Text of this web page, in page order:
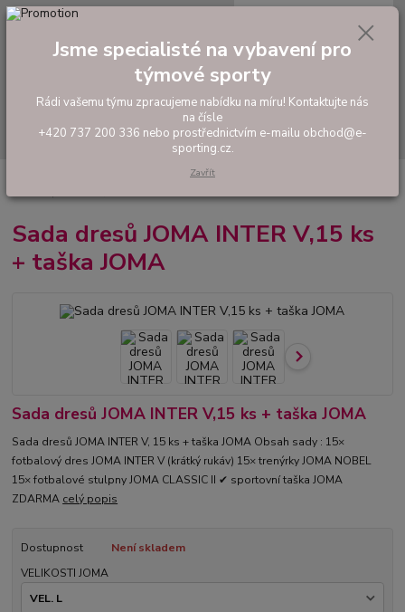
Hledat
tel: +420 737 200 336
0,00 Kč
Akční sady dresů
INTER V,15 ks + taška JOMA
Sada dresů JOMA INTER V,15 ks
+ taška JOMA
Sada dresů JOMA INTER V,15 ks + taška JOMA
Sada dresů JOMA INTER V, 15 ks + taška JOMA Obsah sady : 15×
fotbalový dres JOMA INTER V (krátký rukáv) 15× trenýrky JOMA NOBEL
15× fotbalové stulpny JOMA CLASSIC II ✔ sportovní taška JOMA
ZDARMA celý popis
Dostupnost
Není skladem
VELIKOSTI JOMA
Jsme specialisté na vybavení pro
týmové sporty
Rádi vašemu týmu zpracujeme nabídku na míru! Kontaktujte nás
na čísle
+420 737 200 336 nebo prostřednictvím e-mailu obchod@e-
sporting.cz.
Zavřít